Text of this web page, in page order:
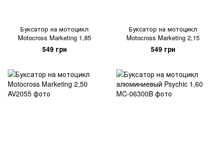
Буксатор на мотоцикл
Motocross Marketing 1,85
549 грн
Буксатор на мотоцикл
Motocross Marketing 2,15
549 грн